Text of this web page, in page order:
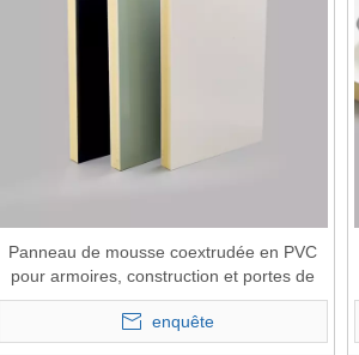
Panneau de mousse coextrudée en PVC
pour armoires, construction et portes de
cuisine – Matériau de construction durable
enquête